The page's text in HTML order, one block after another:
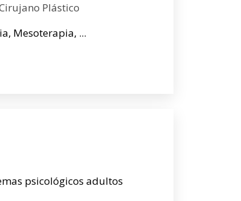
Plástico
Mesoterapia, ...
psicológicos adultos